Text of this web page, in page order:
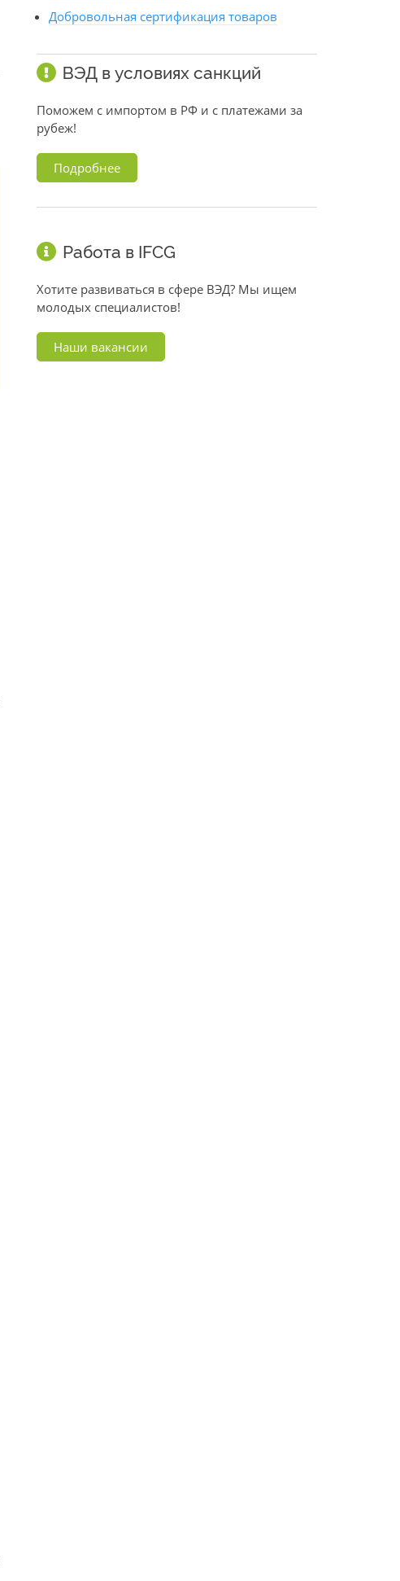
Добровольная сертификация товаров
ВЭД в условиях санкций
Поможем с импортом в РФ и с платежами за
рубеж!
Подробнее
Работа в IFCG
Хотите развиваться в сфере ВЭД? Мы ищем
молодых специалистов!
Наши вакансии